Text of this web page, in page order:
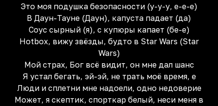
Это моя подушка безопасности (у-у-у, е-е-е)
В Даун-Тауне (Даун), капуста падает (да)
Соус сырный (я), с купюры капает (бе-е)
Hotbox, вижу звёзды, будто в Star Wars (Star
Wars)
Мой страх, Бог всё видит, он мне дал шанс
Я устал бегать, эй-эй, не трать моё время, е
Люди и сплетни мне надоели, одно недоверие
Может, я скептик, спорткар белый, неси меня в